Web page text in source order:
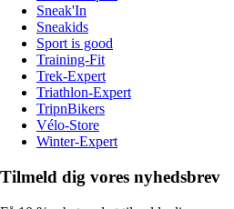
Sneak'In
Sneakids
Sport is good
Training-Fit
Trek-Expert
Triathlon-Expert
TripnBikers
Vélo-Store
Winter-Expert
Tilmeld dig vores nyhedsbrev